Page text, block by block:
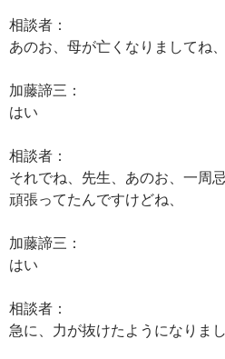
相談者：
あのお、母が亡くなりましてね
加藤諦三：
はい
相談者：
それでね、先生、あのお、一周
頑張ってたんですけどね、
加藤諦三：
はい
相談者：
急に、力が抜けたようになりま